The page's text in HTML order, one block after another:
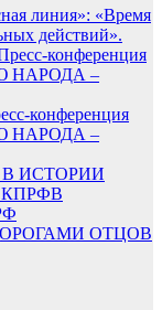
линия»: «Время
действий».
конференция
НАРОДА –
ИСТОРИИ
В
ОТЦОВ